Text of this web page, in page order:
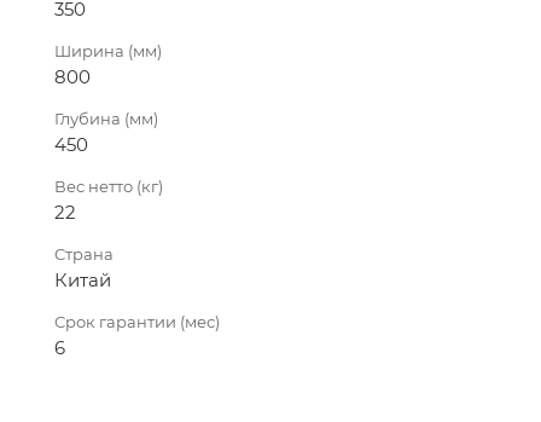
350
Ширина (мм)
800
Глубина (мм)
450
Вес нетто (кг)
22
Страна
Китай
Срок гарантии (мес)
6